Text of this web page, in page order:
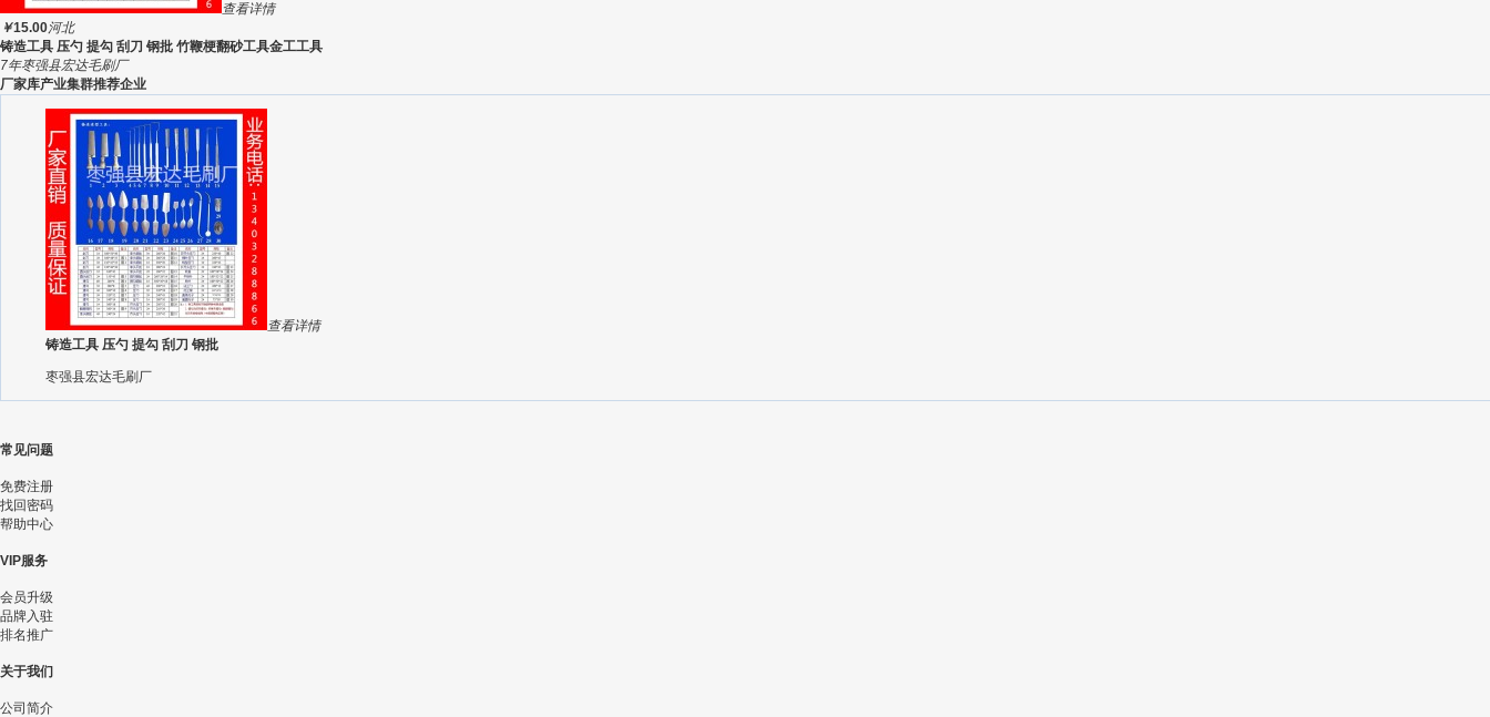
查看详情
￥15.00河北
铸造工具 压勺 提勾 刮刀 钢批 竹鞭梗翻砂工具金工工具
7年枣强县宏达毛刷厂
厂家库产业集群推荐企业
查看详情
铸造工具 压勺 提勾 刮刀 钢批
枣强县宏达毛刷厂
常见问题
免费注册
找回密码
帮助中心
VIP服务
会员升级
品牌入驻
排名推广
关于我们
公司简介